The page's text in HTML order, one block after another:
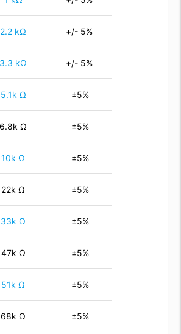
2.2 kΩ +/- 5%
3.3 kΩ +/- 5%
5.1k Ω ±5%
6.8k Ω ±5%
10k Ω ±5%
22k Ω ±5%
33k Ω ±5%
47k Ω ±5%
51k Ω ±5%
68k Ω ±5%